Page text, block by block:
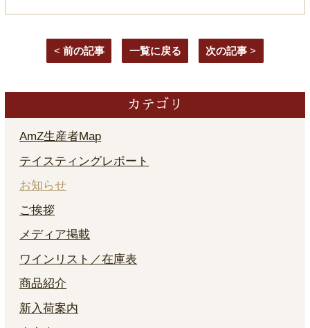
< 前の記事 一覧に戻る 次の記事 >
カテゴリ
AmZ生産者Map
テイスティングレポート
お知らせ
ご挨拶
メディア掲載
ワインリスト／在庫表
商品紹介
新入荷案内